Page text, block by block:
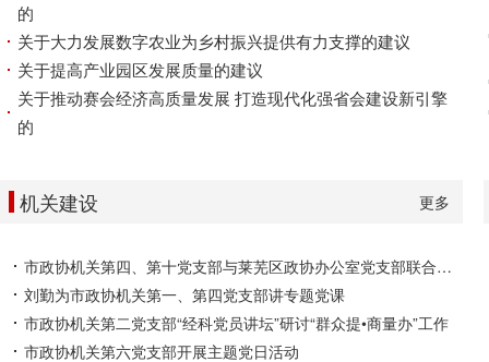
的
关于大力发展数字农业为乡村振兴提供有力支撑的建议
关于提高产业园区发展质量的建议
关于推动赛会经济高质量发展 打造现代化强省会建设新引擎
的
机关建设 更多
市政协机关第四、第十党支部与莱芜区政协办公室党支部联合开展主题党日活动
刘勤为市政协机关第一、第四党支部讲专题党课
市政协机关第二党支部“经科党员讲坛”研讨“群众提•商量办”工作
市政协机关第六党支部开展主题党日活动